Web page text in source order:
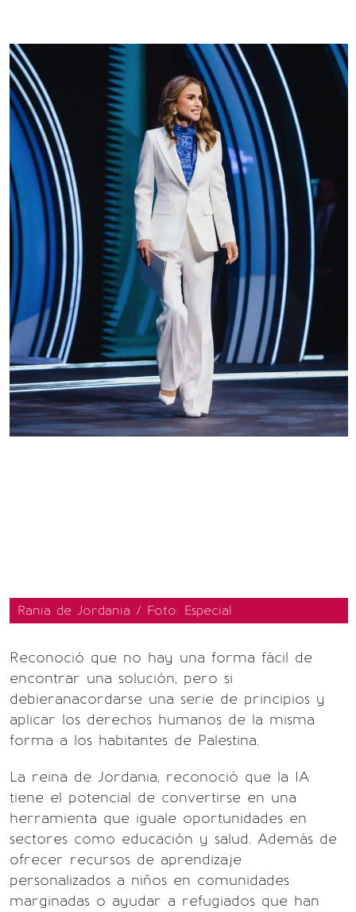
Rania de Jordania / Foto: Especial
Reconoció que no hay una forma fácil de
encontrar una solución, pero si
debieranacordarse una serie de principios y
aplicar los derechos humanos de la misma
forma a los habitantes de Palestina.
La reina de Jordania, reconoció que la IA
tiene el potencial de convertirse en una
herramienta que iguale oportunidades en
sectores como educación y salud. Además de
ofrecer recursos de aprendizaje
personalizados a niños en comunidades
marginadas o ayudar a refugiados que han